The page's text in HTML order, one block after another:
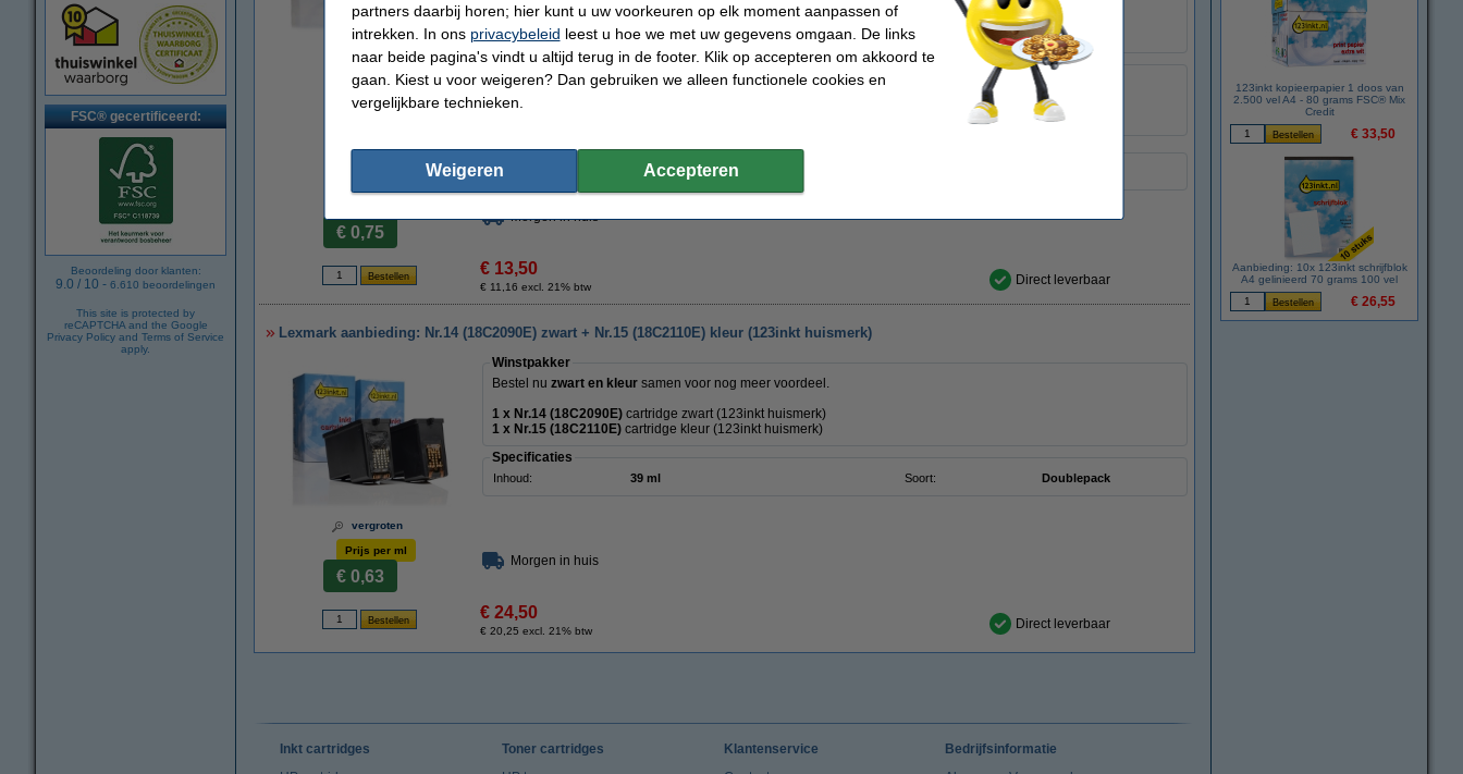
FSC® gecertificeerd:
Beoordeling door klanten:
9.0 / 10 - 6.610 beoordelingen
This site is protected by
reCAPTCHA and the Google
Privacy Policy and Terms of Service
apply.
Meer inhoud dan origineel, goedkoper dan origineel en in verhouding dus ........... stukken goedkoper !!!
Uiteraard met 100% garantie.
Specificaties
Kleur: drie kleuren
123inkt
Type:
040366
18C2110E
Tip
Wij adviseren u om deze cartridge i.p.v. de originele cartridge te nemen.
€ 0,75
Morgen in huis
€ 13,50
€ 11,16 excl. 21% btw Direct leverbaar
Lexmark aanbieding: Nr.14 (18C2090E) zwart + Nr.15 (18C2110E) kleur (123inkt huismerk)
vergroten
Winstpakker
Bestel nu zwart en kleur samen voor nog meer voordeel.
1 x Nr.14 (18C2090E) cartridge zwart (123inkt huismerk)
1 x Nr.15 (18C2110E) cartridge kleur (123inkt huismerk)
Specificaties
Inhoud: 39 ml Soort: Doublepack
Prijs per ml
€ 0,63
Morgen in huis
€ 24,50
€ 20,25 excl. 21% btw Direct leverbaar
123inkt kopieerpapier 1 doos van
2.500 vel A4 - 80 grams FSC® Mix
Credit
€ 33,50
Aanbieding: 10x 123inkt schrijfblok
A4 gelinieerd 70 grams 100 vel
€ 26,55
Inkt cartridges
Toner cartridges
Klantenservice
Bedrijfsinformatie
partners daarbij horen; hier kunt u uw voorkeuren op elk moment aanpassen of
intrekken. In ons privacybeleid leest u hoe we met uw gegevens omgaan. De links
naar beide pagina's vindt u altijd terug in de footer. Klik op accepteren om akkoord te
gaan. Kiest u voor weigeren? Dan gebruiken we alleen functionele cookies en
vergelijkbare technieken.
Weigeren Accepteren